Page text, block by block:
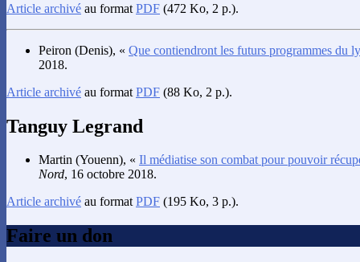
Article archivé au format PDF (472 Ko, 2 p.).
Peiron (Denis), « Que contiendront les futurs programmes du
2018.
Article archivé au format PDF (88 Ko, 2 p.).
Tanguy Legrand
Martin (Youenn), « Il médiatise son combat pour pouvoir
Nord, 16 octobre 2018.
Article archivé au formatPDF (195 Ko, 3 p.).
Faire un don